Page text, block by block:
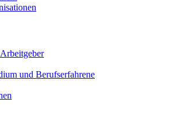
und Berufserfahrene